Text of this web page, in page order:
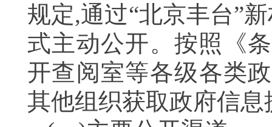
规定,通过“北京丰台”
式主动公开。按照《
开查阅室等各级各类
其他组织获取政府信息